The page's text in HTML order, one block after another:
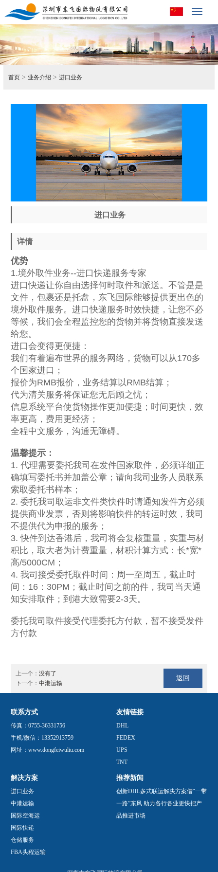
Toggle
首页 >业务介绍 >进口业务
进口业务
详情
优势
1.境外取件业务--进口快递服务专家
进口快递让你自由选择何时取件和派送。不管是是
文件，包裹还是托盘，东飞国际能够提供更出色的
境外取件服务。进口快递服务时效快捷，让您不必
等候，我们会全程监控您的货物并将货物直接发送
给您。
进口会变得更便捷：
我们有着遍布世界的服务网络，货物可以从170多
个国家进口；
报价为RMB报价，业务结算以RMB结算；
代为清关服务将保证您无后顾之忧；
信息系统平台使货物操作更加便捷；时间更快，效
率更高，费用更经济；
全程中文服务，沟通无障碍。
温馨提示：
1. 代理需要委托我司在发件国家取件，必须详细正
确填写委托书并加盖公章；请向我司业务人员联系
索取委托书样本；
2. 委托我司取运非文件类快件时请通知发件方必须
提供商业发票，否则将影响快件的转运时效，我司
不提供代为申报的服务；
3. 快件到达香港后，我司将会复核重量，实重与材
积比，取大者为计费重量，材积计算方式：长*宽*
高/5000CM；
4. 我司接受委托取件时间：周一至周五，截止时
间：16：30PM；截止时间之前的件，我司当天通
知安排取件；到港大致需要2-3天。
委托我司取件接受代理委托方付款，暂不接受发件
方付款
上一个：没有了
下一个：中港运输
返回
联系方式
传真：0755-36331756
手机/微信：13352913759
网址：www.dongfeiwuliu.com
友情链接
DHL
FEDEX
UPS
TNT
解决方案
进口业务
中港运输
国际空海运
国际快递
仓储服务
FBA头程运输
推荐新闻
创新DHL多式联运解决方案借“一带
一路”东风 助力各行各业更快把产
品推进市场